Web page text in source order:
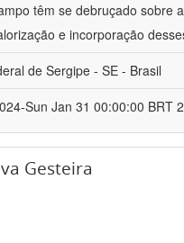
têm se debruçado sobre
e incorporação
de Sergipe - SE - Brasil
Sun Jan 31 00:00:00 BRT
Gesteira